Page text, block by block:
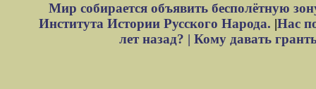
Мир собирается объявить бесполётную
Института Истории Русского Народа. |Нас
лет назад? | Кому давать